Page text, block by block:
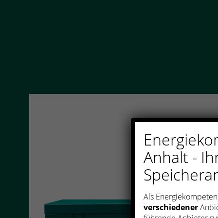
Anhalt -
Als
verschiedener